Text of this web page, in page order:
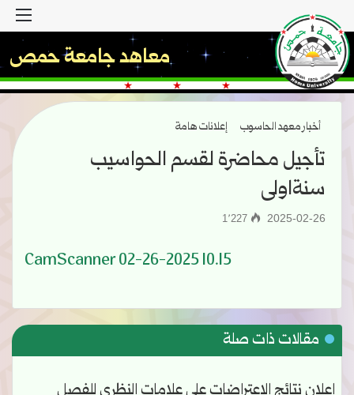
معاهد جامعة حمص
أخبار معهد الحاسوب إعلانات هامة
تأجيل محاضرة لقسم الحواسيب
سنةاولى
2025-02-26
CamScanner 02-26-2025 10.15
مقالات ذات صلة